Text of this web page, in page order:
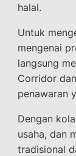
halal.
Untuk
mengenai
langsung
Corridor
penawaran
Dengan
usaha, dan
tradisional